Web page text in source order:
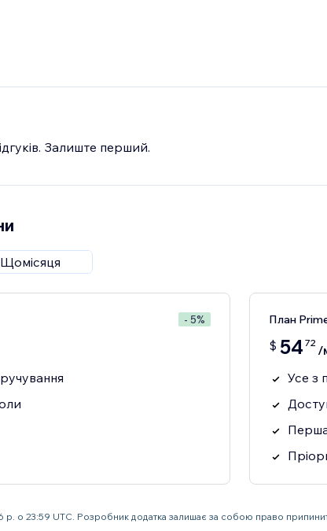
Залиште перший.
Щомісяця
- 5% План
$ 54 72 /
Усе з
о 23:59 UTC. Розробник додатка залишає за собою право